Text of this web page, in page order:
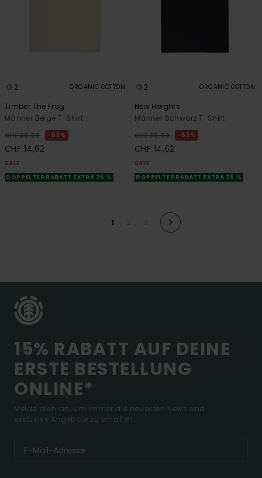
2 ORGANIC COTTON
Timber The Frog
Männer Beige T-Shirt
CHF 39,00 63%
CHF 14,62
SALE
DOPPELTER RABATT EXTRA 25 %
2 ORGANIC COTTON
New Heights
Männer Schwarz T-Shirt
CHF 39,00 63%
CHF 14,62
SALE
DOPPELTER RABATT EXTRA 25 %
1
15% RABATT AUF DEINE
ERSTE BESTELLUNG
ONLINE*
Melde dich an, um immer die neuesten News und
exklusive Angebote zu erhalten.